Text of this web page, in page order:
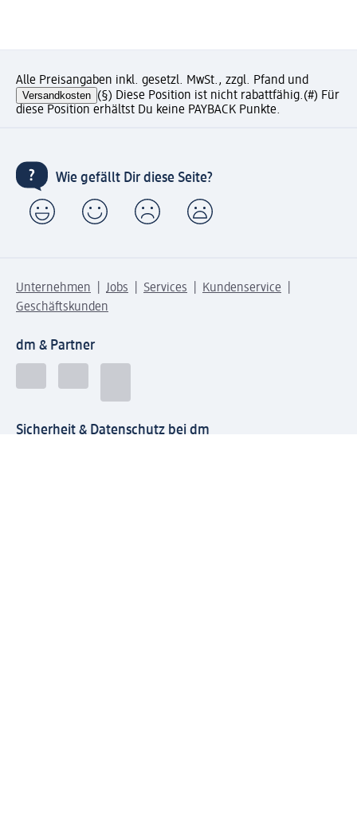
Alle Preisangaben inkl. gesetzl. MwSt., zzgl. Pfand und
Versandkosten (§) Diese Position ist nicht rabattfähig.(#) Für
diese Position erhältst Du keine PAYBACK Punkte.
Wie gefällt Dir diese Seite?
Unternehmen Jobs Services
Kundenservice
Geschäftskunden
dm & Partner
Sicherheit & Datenschutz bei dm